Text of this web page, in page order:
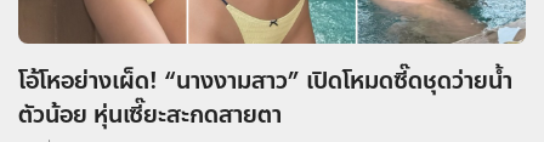
โอ้โหอย่างเผ็ด! “นางงามสาว” เปิดโหมดซี๊ดชุดว่ายน้ำ
ตัวน้อย หุ่นเซี๊ยะสะกดสายตา